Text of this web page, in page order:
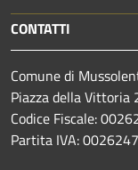
CONTATTI
Comune di
Piazza della
Codice Fiscale:
Partita IVA: